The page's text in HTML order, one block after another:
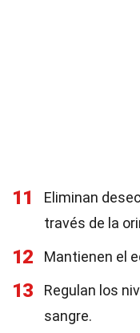
11
Eliminan
través de la
12 Mantienen el
13
Regulan los
sangre.